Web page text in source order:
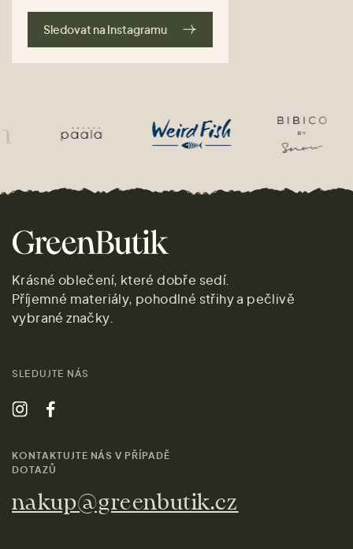
Sledovat na Instagramu
Krásné oblečení, které dobře sedí.
Příjemné materiály, pohodlné střihy a pečlivě
vybrané značky.
SLEDUJTE NÁS
KONTAKTUJTE NÁS V PŘÍPADĚ
DOTAZŮ
nakup@greenbutik.cz